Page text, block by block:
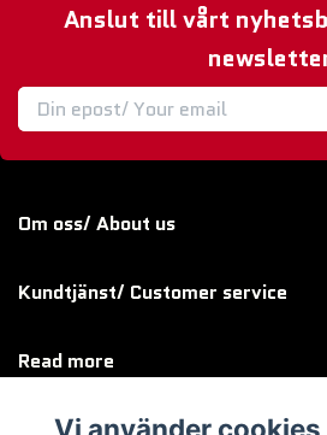
Anslut till vårt
Om oss/ About us
Kundtjänst/ Customer service
Read more